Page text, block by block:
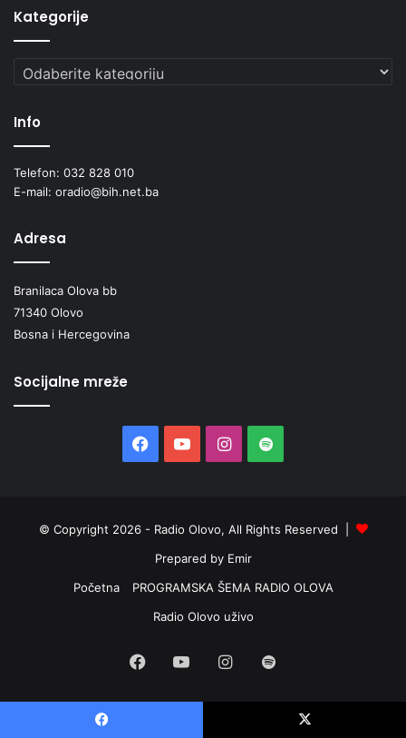
Kategorije
Kategorije
Info
Telefon: 032 828 010
E-mail: oradio@bih.net.ba
Adresa
Branilaca Olova bb
71340 Olovo
Bosna i Hercegovina
Socijalne mreže
Facebook
YouTubeInstagram
Spotify
© Copyright 2026 - Radio Olovo, All Rights Reserved |
Prepared by Emir
Početna
PROGRAMSKA ŠEMA RADIO OLOVA
Radio Olovo uživo
Facebook
YouTubeInstagram
Spotify